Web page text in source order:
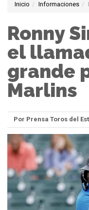
Inicio Informaciones
Ronny
el
grande
Marlins
Por Prensa Toros del